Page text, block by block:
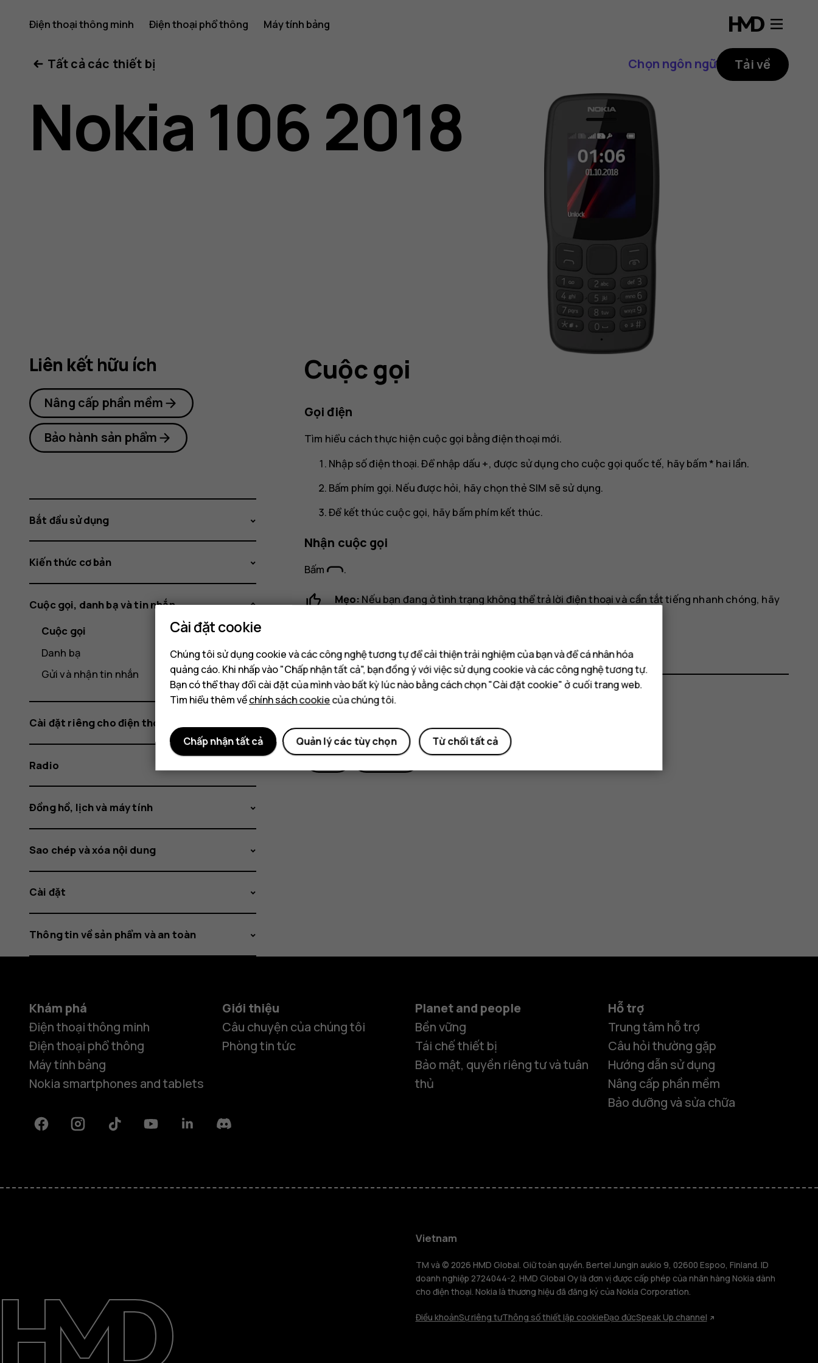
Hướng
dẫn
sử
106
2018
Điện thoại thông minh Điện thoại phổ thông Máy tính bảng
Điện thoại thông minh
Điện thoại phổ thông
Máy tính bảng
Hỗ trợ
Vietnam
Tất cả các thiết bị Chọn ngôn ngữ Tải về
Nokia 106 2018
Cuộc gọi
Gọi điện
Tìm hiểu cách thực hiện cuộc gọi bằng điện thoại mới.
Nhập số điện thoại. Để nhập dấu +, được sử dụng cho cuộc gọi quốc tế, hãy bấm * hai lần.
Bấm phím gọi. Nếu được hỏi, hãy chọn thẻ SIM sẽ sử dụng.
Để kết thúc cuộc gọi, hãy bấm phím kết thúc.
Nhận cuộc gọi
Bấm .
Mẹo: Nếu bạn đang ở tình trạng không thể trả lời điện thoại và cần tắt tiếng nhanh chóng, hãy
Có Không
Liên kết hữu ích
Nâng cấp phần mềm
Bảo hành sản phẩm
Bắt đầu sử dụng
Kiến thức cơ bản
Cuộc gọi, danh bạ và tin nhắn
Cuộc gọi
Danh bạ
Gửi và nhận tin nhắn
Cài đặt riêng cho điện thoại
Radio
Đồng hồ, lịch và máy tính
Sao chép và xóa nội dung
Cài đặt
Thông tin về sản phẩm và an toàn
Khám phá
Điện thoại thông minh
Điện thoại phổ thông
Máy tính bảng
Nokia smartphones and tablets
Giới thiệu
Câu chuyện của chúng tôi
Phòng tin tức
Planet and people
Bền vững
Tái chế thiết bị
Bảo mật, quyền riêng tư và tuân
thủ
Hỗ trợ
Trung tâm hỗ trợ
Câu hỏi thường gặp
Hướng dẫn sử dụng
Nâng cấp phần mềm
Bảo dưỡng và sửa chữa
FacebookInstagramTiktok YoutubeLinkedinDiscord
Vietnam
TM và © 2026 HMD Global. Giữ toàn quyền. Bertel Jungin aukio 9, 02600 Espoo, Finland. ID
doanh nghiệp 2724044-2. HMD Global Oy là đơn vị được cấp phép của nhãn hàng Nokia dành
cho điện thoại. Nokia là thương hiệu đã đăng ký của Nokia Corporation.
Điều khoảnSự riêng tưThông số thiết lập cookieĐạo đứcSpeak Up channel
Cài đặt cookie
Chúng tôi sử dụng cookie và các công nghệ tương tự để cải thiện trải nghiệm của bạn và để cá nhân hóa
quảng cáo. Khi nhấp vào "Chấp nhận tất cả", bạn đồng ý với việc sử dụng cookie và các công nghệ tương tự.
Bạn có thể thay đổi cài đặt của mình vào bất kỳ lúc nào bằng cách chọn "Cài đặt cookie" ở cuối trang web.
Tìm hiểu thêm vềchính sách cookiecủa chúng tôi.
Từ chối tất cả
Quản lý các tùy chọn
Chấp nhận tất cả